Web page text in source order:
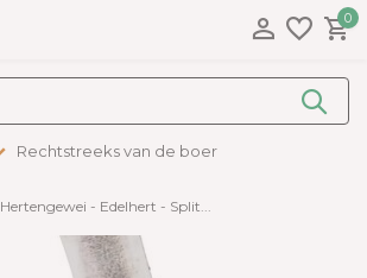
0
Rechtstreeks van de boer
Hertengewei - Edelhert - Split...